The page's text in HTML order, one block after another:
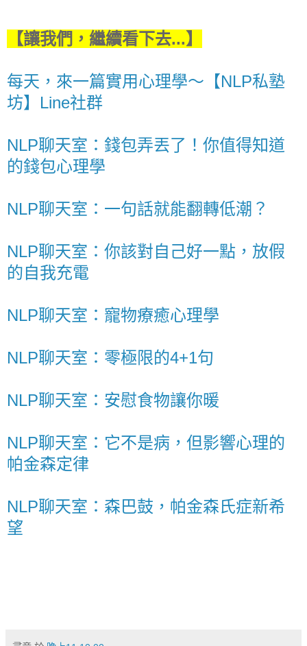
【讓我們，繼續看下去...】
每天，來一篇實用心理學～【NLP私塾
坊】Line社群
NLP聊天室：錢包弄丟了！你值得知道
的錢包心理學
NLP聊天室：一句話就能翻轉低潮？
NLP聊天室：你該對自己好一點，放假
的自我充電
NLP聊天室：寵物療癒心理學
NLP聊天室：零極限的4+1句
NLP聊天室：安慰食物讓你暖
NLP聊天室：它不是病，但影響心理的
帕金森定律
NLP聊天室：森巴鼓，帕金森氏症新希
望